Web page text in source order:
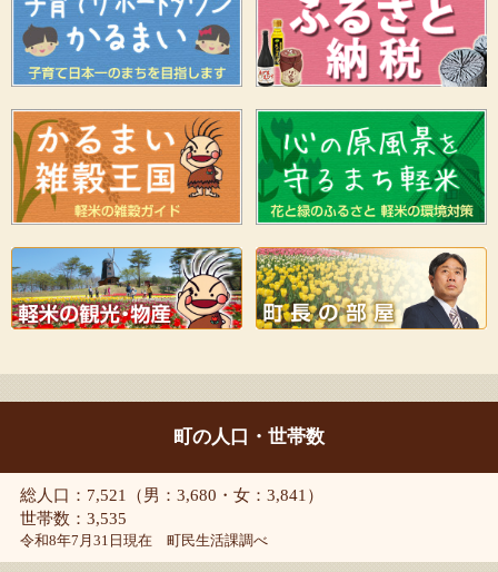
町の人口・世帯数
総人口：7,521（男：3,680・女：3,841）
世帯数：3,535
令和8年7月31日現在 町民生活課調べ